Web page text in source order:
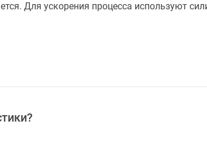
Для ускорения процесса используют